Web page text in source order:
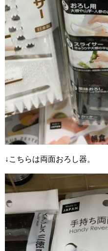
↓こちらは両面おろし器。